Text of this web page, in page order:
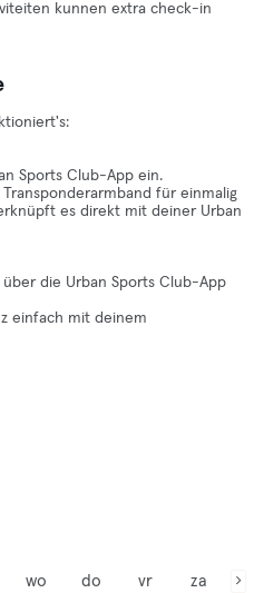
kunnen extra check-in
Sports Club-App ein.
für einmalig
es direkt mit deiner Urban
die Urban Sports Club-App
einfach mit deinem
wo
do
vr
za